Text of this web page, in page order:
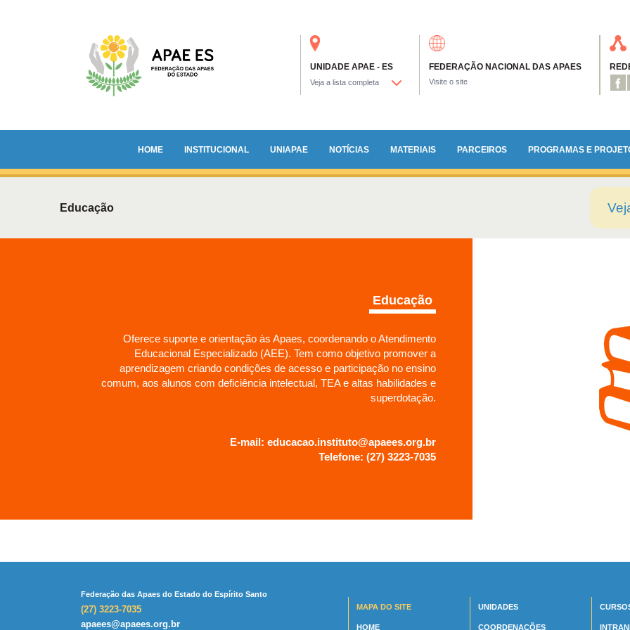
UNIDADE APAE - ES FEDERAÇÃO NACIONAL DAS APAES
Visite o site
HOME INSTITUCIONAL UNIAPAE NOTÍCIAS MATERIAIS PARCEIROS PROGRAMAS E
Educação
Educação
Oferece suporte e orientação às Apaes, coordenando o Atendimento
Educacional Especializado (AEE). Tem como objetivo promover a
aprendizagem criando condições de acesso e participação no ensino
comum, aos alunos com deficiência intelectual, TEA e altas habilidades e
superdotação.
E-mail: educacao.instituto@apaees.org.br
Telefone: (27) 3223-7035
Federação das Apaes do Estado do Espírito Santo
(27) 3223-7035
apaees@apaees.org.br
MAPA DO SITE
HOME
UNIDADES
COORDENAÇÕES